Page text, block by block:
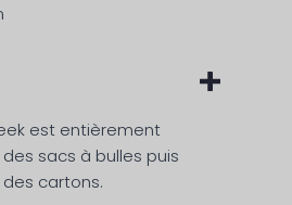
est entièrement
sacs à bulles puis
cartons.